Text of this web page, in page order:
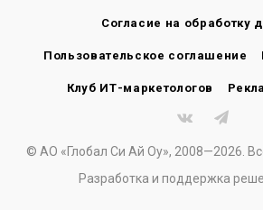
Разработка и поддержка